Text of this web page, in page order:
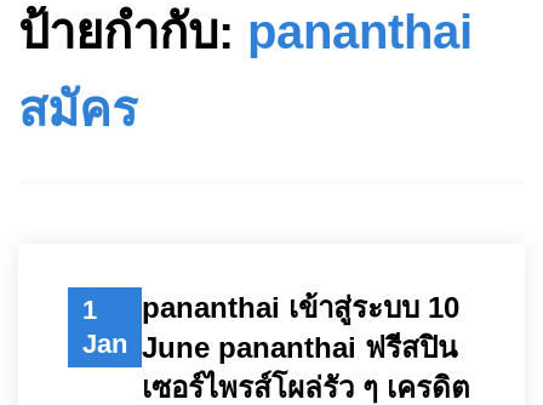
ป้ายกำกับ: pananthai
สมัคร
1
Jan
pananthai เข้าสู่ระบบ 10
June pananthai ฟรีสปิน
เซอร์ไพรส์โผล่รัว ๆ เครดิต